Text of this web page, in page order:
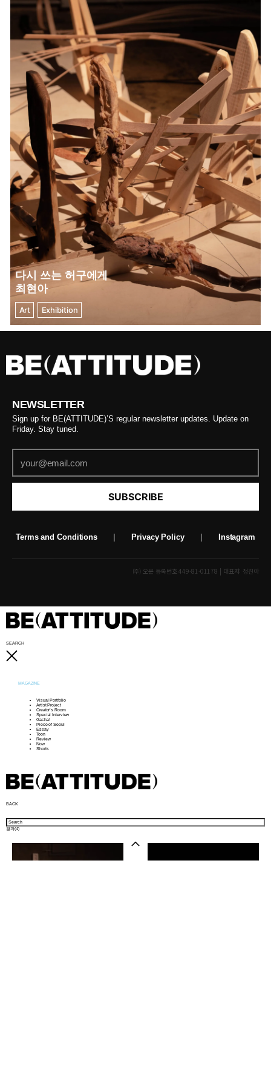
다시 쓰는 허구에게
최현아
Art Exhibition
NEWSLETTER
Sign up for BE(ATTITUDE)’S regular newsletter updates. Update on
Friday. Stay tuned.
SUBSCRIBE
Terms and Conditions Privacy Policy Instagram
(주) 오운 등록번호 449-81-01178 | 대표자: 정진아
SEARCH
MAGAZINE
Visual Portfolio
Artist Project
Creator’s Room
Special Interview
Gacha!
Piece of Seoul
Essay
Toon
Review
Now
Shorts
BACK
결과(4)